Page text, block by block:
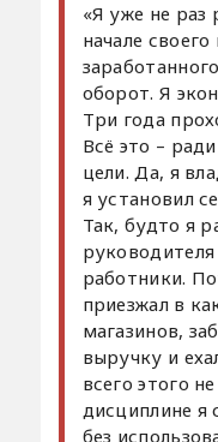
«Я уже не раз
начале
оборот. Я
Три года
Всё это –
цели. Да, я
я установил
Так, будто я
работники.
приезжал в
магазинов,
выручку и
всего этого
дисциплине я
без